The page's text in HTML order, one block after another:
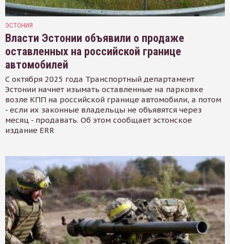
ЭСТОНИЯ
Власти Эстонии объявили о продаже
оставленных на российской границе
автомобилей
С октября 2025 года Транспортный департамент
Эстонии начнет изымать оставленные на парковке
возле КПП на российской границе автомобили, а потом
- если их законные владельцы не объявятся через
месяц - продавать. Об этом сообщает эстонское
издание ERR